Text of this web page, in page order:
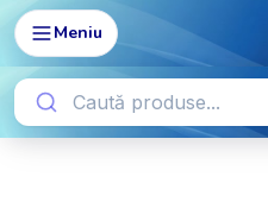
Meniu